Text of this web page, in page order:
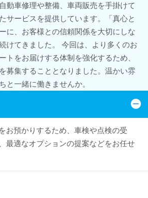
動車修理や整備、車両販売を手掛けて
サービスを提供しています。「真心と
に、お客様との信頼関係を大切にしな
けてきました。 今回は、より多くのお
トをお届けする体制を強化するため、
募集することとなりました。温かい雰
と一緒に働きませんか。
お預かりするため、車検や点検の受
最適なオプションの提案などをお任せ